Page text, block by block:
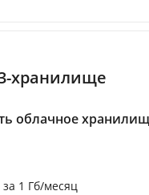
хранилище
облачное
1 Гб/месяц